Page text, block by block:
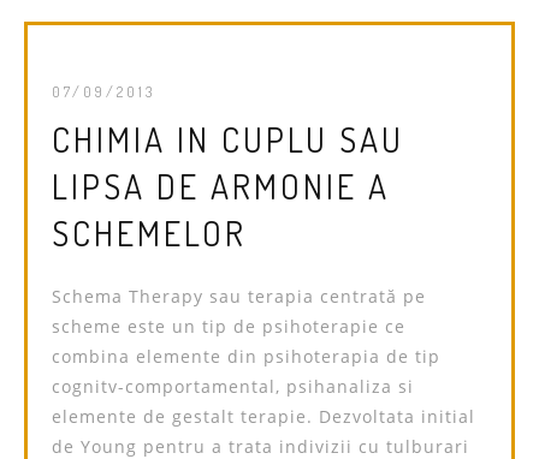
07/09/2013
CHIMIA IN CUPLU SAU
LIPSA DE ARMONIE A
SCHEMELOR
Schema Therapy sau terapia centrată pe
scheme este un tip de psihoterapie ce
combina elemente din psihoterapia de tip
cognitv-comportamental, psihanaliza si
elemente de gestalt terapie. Dezvoltata initial
de Young pentru a trata indivizii cu tulburari